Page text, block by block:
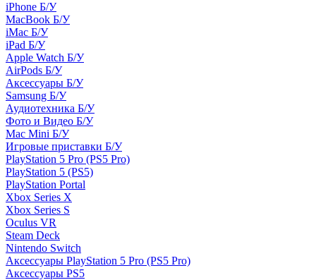
iPhone Б/У
MacBook Б/У
iMac Б/У
iPad Б/У
Apple Watch Б/У
AirPods Б/У
Аксессуары Б/У
Samsung Б/У
Аудиотехника Б/У
Фото и Видео Б/У
Mac Mini Б/У
Игровые приставки Б/У
PlayStation 5 Pro (PS5 Pro)
PlayStation 5 (PS5)
PlayStation Portal
Xbox Series X
Xbox Series S
Oculus VR
Steam Deck
Nintendo Switch
Аксессуары PlayStation 5 Pro (PS5 Pro)
Аксессуары PS5